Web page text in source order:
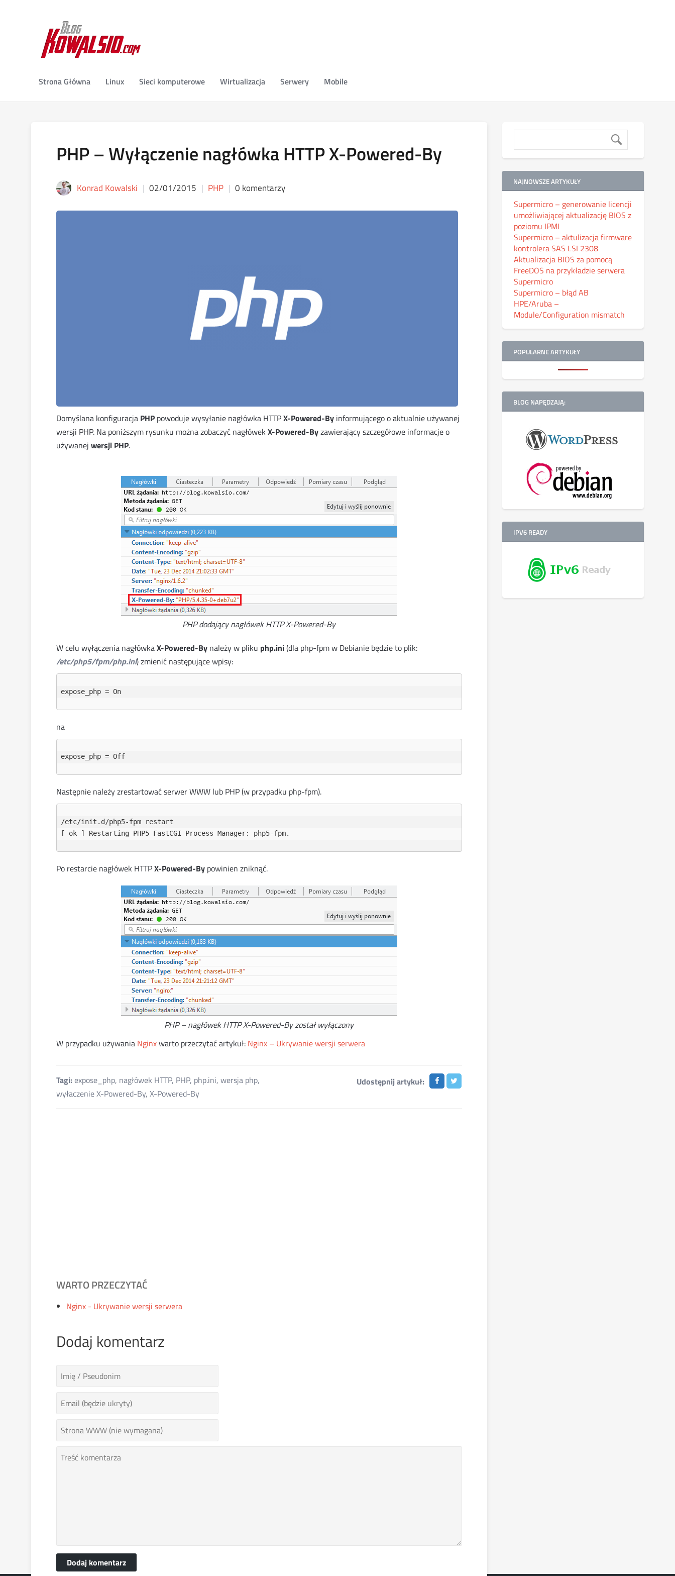
Strona Główna Linux Sieci komputerowe Wirtualizacja Serwery Mobile
PHP – Wyłączenie nagłówka HTTP X-Powered-By
Konrad Kowalski 02/01/2015 PHP 0 komentarzy
Domyślana konfiguracja PHP powoduje wysyłanie nagłówka HTTPX-Powered-By informującego o aktualnie używanej
wersji PHP. Na poniższym rysunku można zobaczyć nagłówek X-Powered-Byzawierający szczegółowe informacje o
używanej wersji PHP.
PHP dodający nagłówek HTTP X-Powered-By
W celu wyłączenia nagłówkaX-Powered-By należy w pliku php.ini(dla php-fpm w Debianie będzie to plik:
/etc/php5/fpm/php.ini) zmienić następujące wpisy:
na
Następnie należy zrestartować serwer WWW lub PHP (w przypadku php-fpm).
/etc/init.d/php5-fpm restart
Po restarcie nagłówek HTTPX-Powered-By powinien zniknąć.
PHP – nagłówek HTTP X-Powered-By został wyłączony
W przypadku używania Nginxwarto przeczytać artykuł: Nginx – Ukrywanie wersji serwera
Tagi:expose_php, nagłówek HTTP, PHP, php.ini, wersja php,
wyłaczenie X-Powered-By, X-Powered-By
Udostępnij artykuł:
WARTO PRZECZYTAĆ
Nginx - Ukrywanie wersji serwera
Dodaj komentarz
Dodaj komentarz
NAJNOWSZE ARTYKUŁY
Supermicro – generowanie licencji
umożliwiającej aktualizację BIOS z
poziomu IPMI
Supermicro – aktulizacja firmware
kontrolera SAS LSI 2308
Aktualizacja BIOS za pomocą
FreeDOS na przykładzie serwera
Supermicro
Supermicro – błąd AB
HPE/Aruba –
Module/Configuration mismatch
POPULARNE ARTYKUŁY
BLOG NAPĘDZAJĄ:
IPV6 READY